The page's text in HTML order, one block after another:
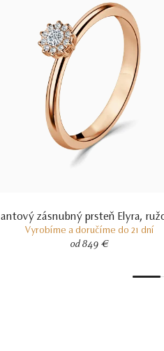
zásnubný prsteň Elyra,
Vyrobíme a doručíme do 21 dní
od 849 €